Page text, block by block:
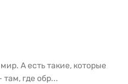
А есть такие, которые
где обр...